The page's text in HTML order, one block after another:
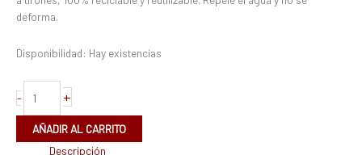
deforma.
Disponibilidad: Hay existencias
- +
AÑADIR AL CARRITO
Descripción